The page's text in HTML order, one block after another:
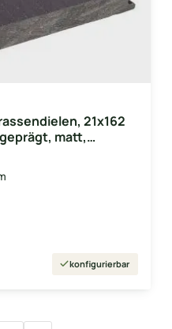
21x162
matt,
konfigurierbar